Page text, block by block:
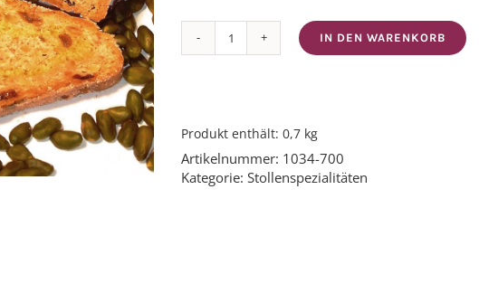
Mozartstollen
IN DEN WARENKORB
Produkt enthält: 0,7 kg
Artikelnummer: 1034-700
Kategorie: Stollenspezialitäten